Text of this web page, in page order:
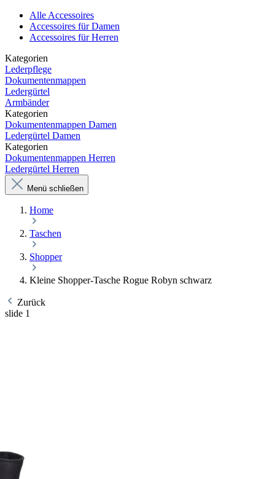
Alle Accessoires
Accessoires für Damen
Accessoires für Herren
Kategorien
Lederpflege
Dokumentenmappen
Ledergürtel
Armbänder
Kategorien
Dokumentenmappen Damen
Ledergürtel Damen
Kategorien
Dokumentenmappen Herren
Ledergürtel Herren
Menü schließen
Home
Taschen
Shopper
Kleine Shopper-Tasche Rogue Robyn schwarz
Zurück
slide 1